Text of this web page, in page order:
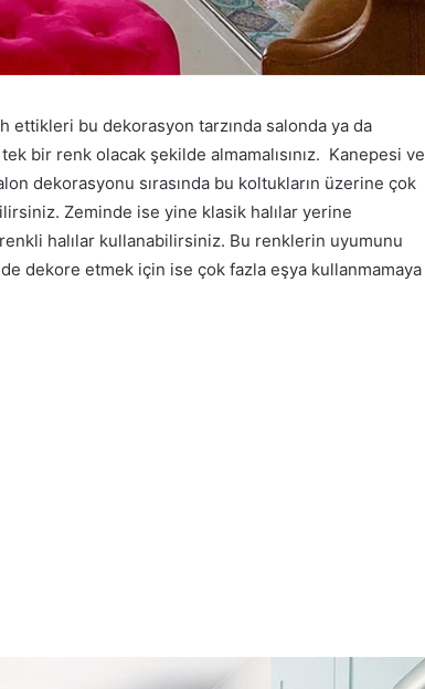
ettikleri bu dekorasyon tarzında salonda ya da
tek bir renk olacak şekilde almamalısınız. Kanepesi ve
dekorasyonu sırasında bu koltukların üzerine çok
Zeminde ise yine klasik halılar yerine
halılar kullanabilirsiniz. Bu renklerin uyumunu
dekore etmek için ise çok fazla eşya kullanmamaya